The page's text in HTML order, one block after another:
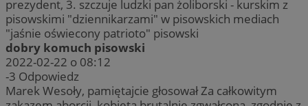
prezydent, 3. szczuje ludzki pan żoliborski - kurskim z
pisowskimi "dziennikarzami" w pisowskich mediach
"jaśnie oświecony patrioto" pisowski
dobry komuch pisowski
2022-02-22 o 08:12
-3 Odpowiedz
Marek Wesoły, pamiętajcie głosował Za całkowitym